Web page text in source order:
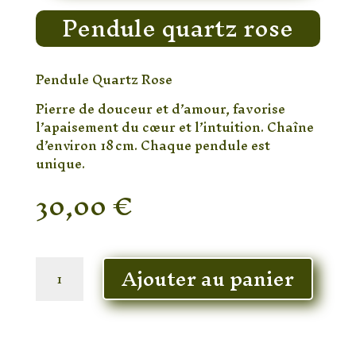
Pendule quartz rose
Pendule Quartz Rose
Pierre de douceur et d’amour, favorise
l’apaisement du cœur et l’intuition. Chaîne
d’environ 18 cm. Chaque pendule est
unique.
30,00€
Ajouter au panier